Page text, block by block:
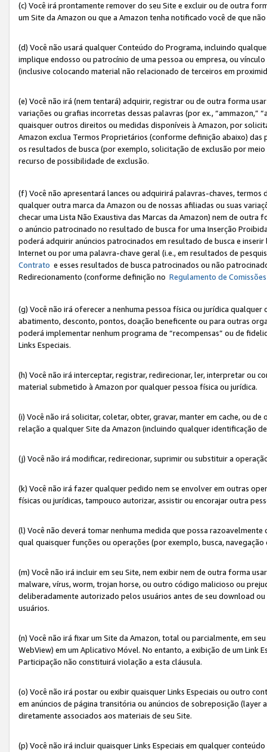
(c) Você irá prontamente remover do seu Site e excluir ou de outra
um Site da Amazon ou que a Amazon tenha notificado você de que
(d) Você não usará qualquer Conteúdo do Programa, incluindo
implique endosso ou patrocínio de uma pessoa ou empresa, ou
(inclusive colocando material não relacionado de terceiros em
(e) Você não irá (nem tentará) adquirir, registrar ou de outra forma
variações ou grafias incorretas dessas palavras (por ex., “ammazon,”
quaisquer outros direitos ou medidas disponíveis à Amazon, por
Amazon exclua Termos Proprietários (conforme definição abaixo)
os resultados de busca (por exemplo, solicitação de exclusão por
recurso de possibilidade de exclusão.
(f) Você não apresentará lances ou adquirirá palavras-chaves,
qualquer outra marca da Amazon ou de nossas afiliadas ou suas
checar uma Lista Não Exaustiva das Marcas da Amazon) nem de
o anúncio patrocinado no resultado de busca for uma Inserção
poderá adquirir anúncios patrocinados em resultado de busca e
Internet ou por uma palavra-chave geral (i.e., em resultados de
Contrato e esses resultados de busca patrocinados ou não
Redirecionamento (conforme definição no Regulamento de Comissões
(g) Você não irá oferecer a nenhuma pessoa física ou jurídica
abatimento, desconto, pontos, doação beneficente ou para outras
poderá implementar nenhum programa de “recompensas” ou de
Links Especiais.
(h) Você não irá interceptar, registrar, redirecionar, ler, interpretar
material submetido à Amazon por qualquer pessoa física ou jurídica.
(i) Você não irá solicitar, coletar, obter, gravar, manter em cache, ou
relação a qualquer Site da Amazon (incluindo qualquer identificação
(j) Você não irá modificar, redirecionar, suprimir ou substituir a
(k) Você não irá fazer qualquer pedido nem se envolver em outras
físicas ou jurídicas, tampouco autorizar, assistir ou encorajar outra
(l) Você não deverá tomar nenhuma medida que possa
qual quaisquer funções ou operações (por exemplo, busca,
(m) Você não irá incluir em seu Site, nem exibir nem de outra forma
malware, vírus, worm, trojan horse, ou outro código malicioso ou
deliberadamente autorizado pelos usuários antes de seu download
usuários.
(n) Você não irá fixar um Site da Amazon, total ou parcialmente, em
WebView) em um Aplicativo Móvel. No entanto, a exibição de um Link
Participação não constituirá violação a esta cláusula.
(o) Você não irá postar ou exibir quaisquer Links Especiais ou outro
em anúncios de página transitória ou anúncios de sobreposição
diretamente associados aos materiais de seu Site.
(p) Você não irá incluir quaisquer Links Especiais em qualquer